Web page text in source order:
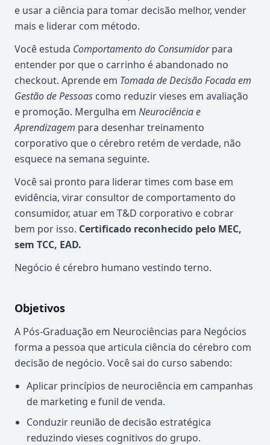
e usar a ciência para tomar decisão melhor, vender
mais e liderar com método.
Você estuda Comportamento do Consumidorpara
entender por que o carrinho é abandonado no
checkout. Aprende em Tomada de Decisão Focada em
Gestão de Pessoas como reduzir vieses em avaliação
e promoção. Mergulha em Neurociência e
Aprendizagem para desenhar treinamento
corporativo que o cérebro retém de verdade, não
esquece na semana seguinte.
Você sai pronto para liderar times com base em
evidência, virar consultor de comportamento do
consumidor, atuar em T&D corporativo e cobrar
bem por isso. Certificado reconhecido pelo MEC,
sem TCC, EAD.
Negócio é cérebro humano vestindo terno.
Objetivos
A Pós-Graduação em Neurociências para Negócios
forma a pessoa que articula ciência do cérebro com
decisão de negócio. Você sai do curso sabendo:
Aplicar princípios de neurociência em campanhas
de marketing e funil de venda.
Conduzir reunião de decisão estratégica
reduzindo vieses cognitivos do grupo.